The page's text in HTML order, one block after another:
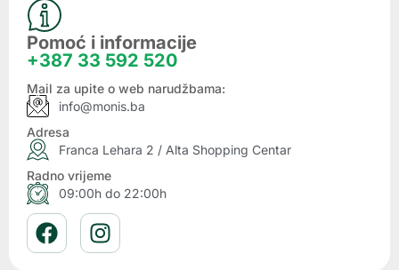
Pomoć i informacije
+387 33 592 520
Mail za upite o web narudžbama:
info@monis.ba
Adresa
Franca Lehara 2 / Alta Shopping Centar
Radno vrijeme
09:00h do 22:00h